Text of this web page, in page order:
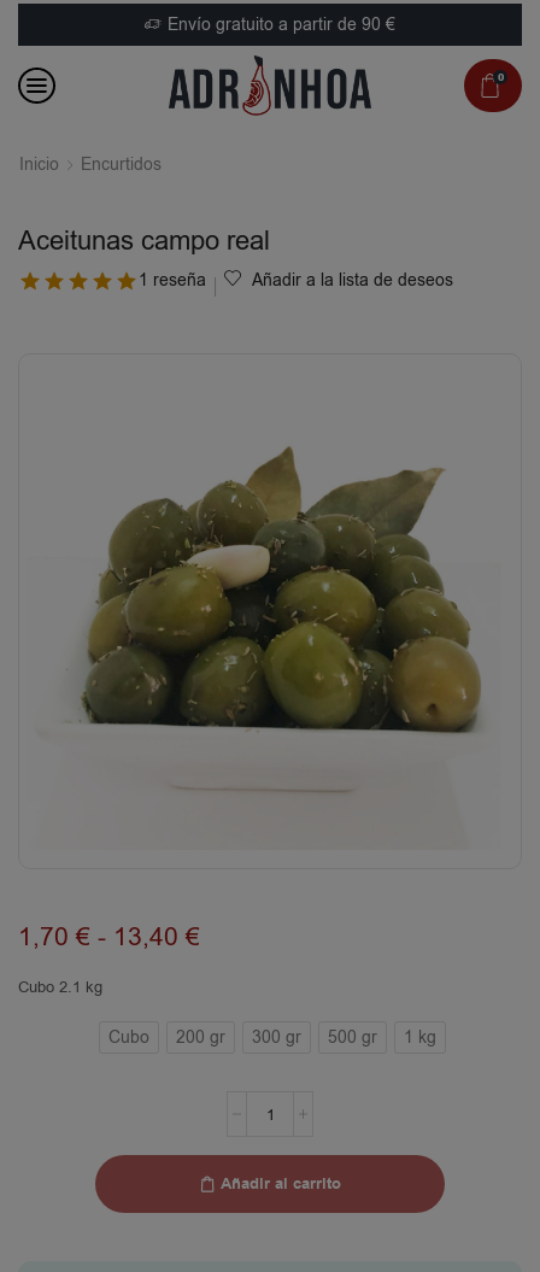
Envío gratuito a partir de 90 €
0
Inicio Encurtidos
Aceitunas campo real
1 reseña Añadir a la lista de deseos
1,70 € - 13,40 €
Cubo 2.1 kg
Cubo 200 gr 300 gr 500 gr 1 kg
Añadir al carrito